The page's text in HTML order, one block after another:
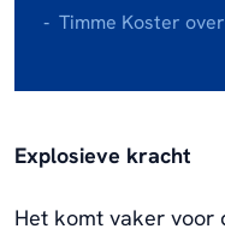
Timme Koster
Explosieve kracht
Het komt vaker voor